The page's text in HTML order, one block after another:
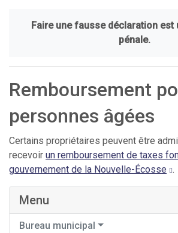
Faire une fausse déclaration est
pénale.
Remboursement
personnes âgées
Certains propriétaires peuvent être
recevoir un remboursement de taxes
gouvernement de la Nouvelle-Écosse .
Menu
Bureau municipal